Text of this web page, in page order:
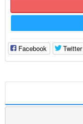
Facebook Twitter